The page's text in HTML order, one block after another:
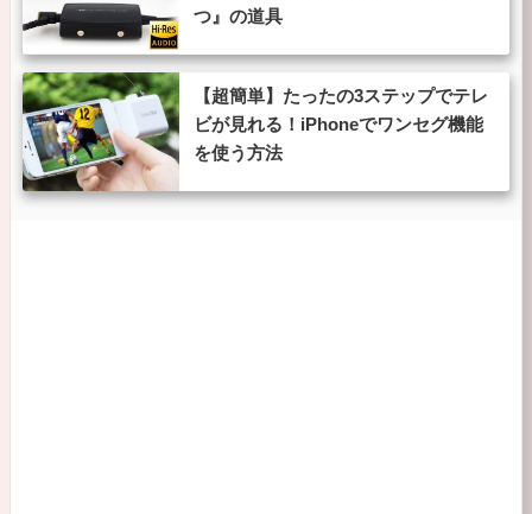
つ』の道具
【超簡単】たったの3ステップでテレ
ビが見れる！iPhoneでワンセグ機能
を使う方法